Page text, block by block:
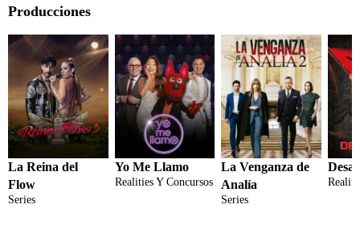
Producciones
La Reina del
Flow
Series
Yo Me Llamo
Realities Y Concursos
La Venganza de
Analía
Series